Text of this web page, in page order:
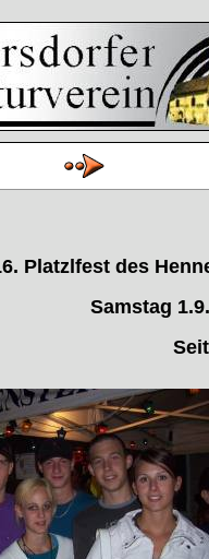
Platzlfest des
Samstag